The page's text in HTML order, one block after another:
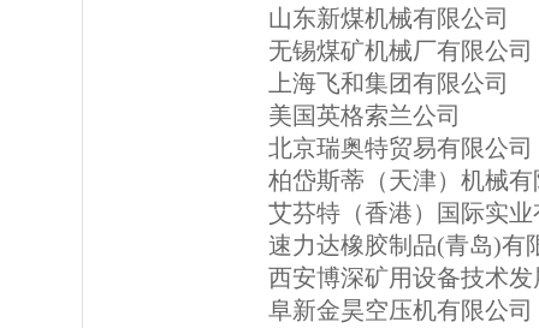
山东新煤机械有限公司
无锡煤矿机械厂有限公司
上海飞和集团有限公司
美国英格索兰公司
北京瑞奥特贸易有限公司
柏岱斯蒂（天津）机械有
艾芬特（香港）国际实
速力达橡胶制品(青岛)有
西安博深矿用设备技术
阜新金昊空压机有限公司